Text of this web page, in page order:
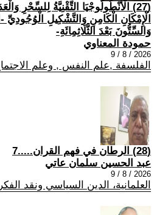
(27) الْأَنْطُولُوجْيَا التِّقْنِيَّةُ لِلسِّحْرِ
الْإِمْكَانِ الْكَامِنِ وَالتَّشْكِيلِ الْوُجُودِيِّ
وَالسِّتُّونَ بَعْدَ الثَّلَاثِمِائَةِ-
حمودة المعناوي
2026 / 8 / 9
الفلسفة ,علم النفس , وعلم
(28) الرطان في فهم القران.....7
عبد الحسين سلمان عاتي
2026 / 8 / 9
العلمانية، الدين السياسي ونقد